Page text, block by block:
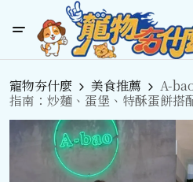
寵物夯什麼 美食推薦
A-
指南：炒麵、蛋堡、特酥蛋餅搭